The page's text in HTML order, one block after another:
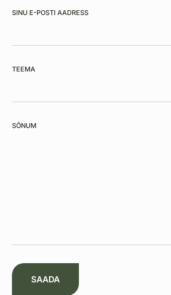
SINU E-POSTI AADRESS
TEEMA
SÕNUM